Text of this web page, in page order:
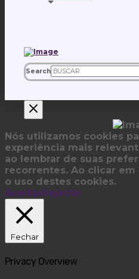
Search
Nós utilizamos cookies
experiência mais
ao lembrar de suas
recorrentes. Ao clicar
o uso destes cookies.
AceitarRejeitar
Fechar
Privacy Overview